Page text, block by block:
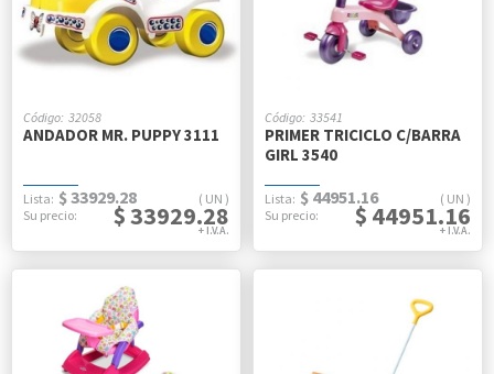
32058
ANDADOR MR. PUPPY 3111
UN
$ 33929.28
$ 33929.28
33541
PRIMER TRICICLO C/BARRA
GIRL 3540
UN
$ 44951.16
$ 44951.16